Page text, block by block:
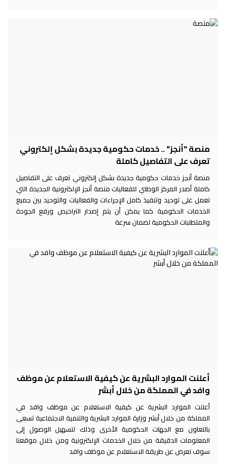
منصة "أنجز" .. خدمات حكومية جديدة بشكل إلكتروني
تعرف على التفاصيل كاملة
منصة أنجز خدمات حكومية جديدة بشكل إلكتروني تعرف على التفاصيل
كاملة أصدر المركز الوطني للفعاليات منصة أنجز الإلكترونية الجديدة التي
تعمل على توحيد وتنفيذ كامل الإجراءات والفعاليات والتوحيد بين جميع
الخدمات الحكومية كما يمكن أن يتم إصدار التراخيص ورفع الجودة
والمتطلبات الحكومية لضمان سرعة
أعلنت الموارد البشرية عن كيفية الاستعلام عن موظف
وافد في المملكة من خلال أبشر
أعلنت الموارد البشرية عن كيفية الاستعلام عن موظف وافد في
المملكة من خلال أبشر وزارة الموارد البشرية والتنمية الاجتماعية تسعى
بالتعاون مع الجهات الحكومية الأخرى وذلك لتسهيل الوصول إلى
المعلومات الدقيقة من خلال الخدمات الإلكترونية ومن خلال موقعنا
سوف نعرض عن طريقة الاستعلام عن موظف وافد